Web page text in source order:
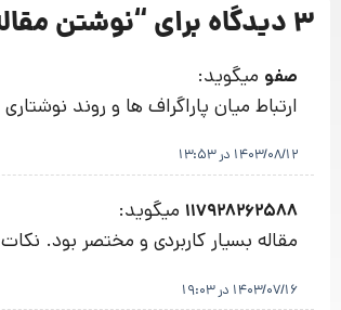
3 دیدگاه برای “ نوشتن
صفو میگوید:
ارتباط میان پاراگراف ها و روند
1403/08/12 در 13:53
117928262588 میگوید:
مقاله بسیار کاربردی و مختصر بود.
1403/07/16 در 19:03